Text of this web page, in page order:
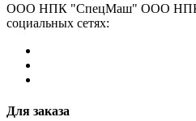
ООО НПК "СпецМаш" ООО
социальных сетях:
Для заказа